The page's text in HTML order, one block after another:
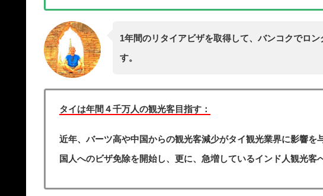
1年間のリタイアビザを取得して、バンコクでロ
す。
タイは年間４千万人の観光客目指す：
近年、バーツ高や中国からの観光客減少がタイ観光業界に影響を
国人へのビザ免除を開始し、更に、急増しているインド人観光客